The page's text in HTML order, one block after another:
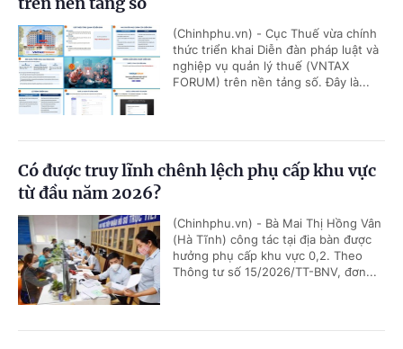
(Chinhphu.vn) - Cục Thuế vừa chính
thức triển khai Diễn đàn pháp luật và
nghiệp vụ quản lý thuế (VNTAX
FORUM) trên nền tảng số. Đây là...
Có được truy lĩnh chênh lệch phụ cấp khu vực
từ đầu năm 2026?
(Chinhphu.vn) - Bà Mai Thị Hồng Vân
(Hà Tĩnh) công tác tại địa bàn được
hưởng phụ cấp khu vực 0,2. Theo
Thông tư số 15/2026/TT-BNV, đơn...